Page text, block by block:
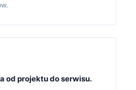
od projektu do serwisu.